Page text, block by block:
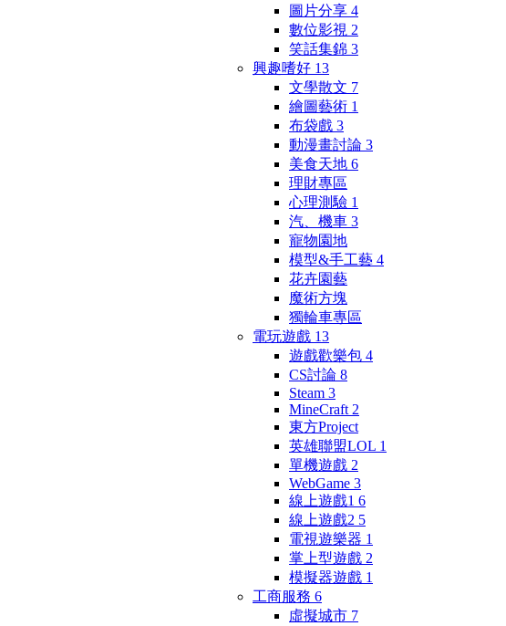
圖片分享 4
數位影視 2
笑話集錦 3
興趣嗜好 13
文學散文 7
繪圖藝術 1
布袋戲 3
動漫畫討論 3
美食天地 6
理財專區
心理測驗 1
汽、機車 3
寵物園地
模型&手工藝 4
花卉園藝
魔術方塊
獨輪車專區
電玩遊戲 13
遊戲歡樂包 4
CS討論 8
Steam 3
MineCraft 2
東方Project
英雄聯盟LOL 1
單機遊戲 2
WebGame 3
線上遊戲1 6
線上遊戲2 5
電視遊樂器 1
掌上型遊戲 2
模擬器遊戲 1
工商服務 6
虛擬城市 7